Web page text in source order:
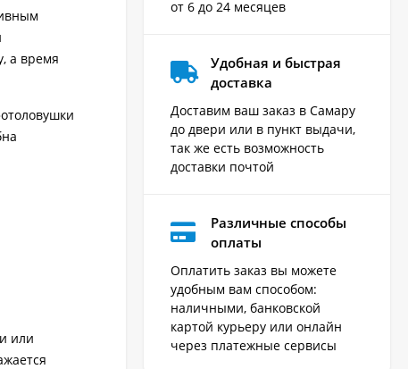
а время
или
от 6 до 24 месяцев
Удобная и быстрая
доставка
Доставим ваш заказ в Самару
до двери или в пункт выдачи,
так же есть возможность
доставки почтой
Различные способы
оплаты
Оплатить заказ вы можете
удобным вам способом:
наличными, банковской
картой курьеру или онлайн
через платежные сервисы